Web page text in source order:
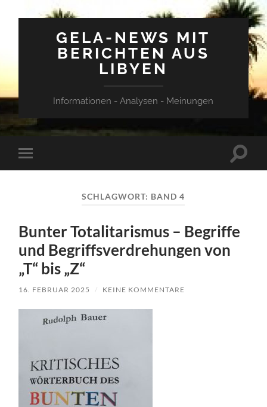
GELA-NEWS MIT
BERICHTEN AUS
LIBYEN
Informationen - Analysen - Meinungen
Mobile-
Menü
SCHLAGWORT: BAND 4
Bunter Totalitarismus – Begriffe
und Begriffsverdrehungen von
„T“ bis „Z“
16. FEBRUAR 2025 / KEINE KOMMENTARE